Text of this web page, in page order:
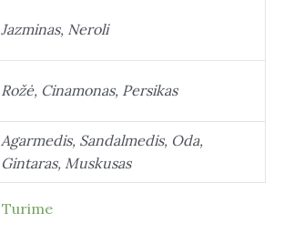
Jazminas, Neroli
Rožė, Cinamonas, Persikas
Agarmedis, Sandalmedis, Oda,
Gintaras, Muskusas
Turime